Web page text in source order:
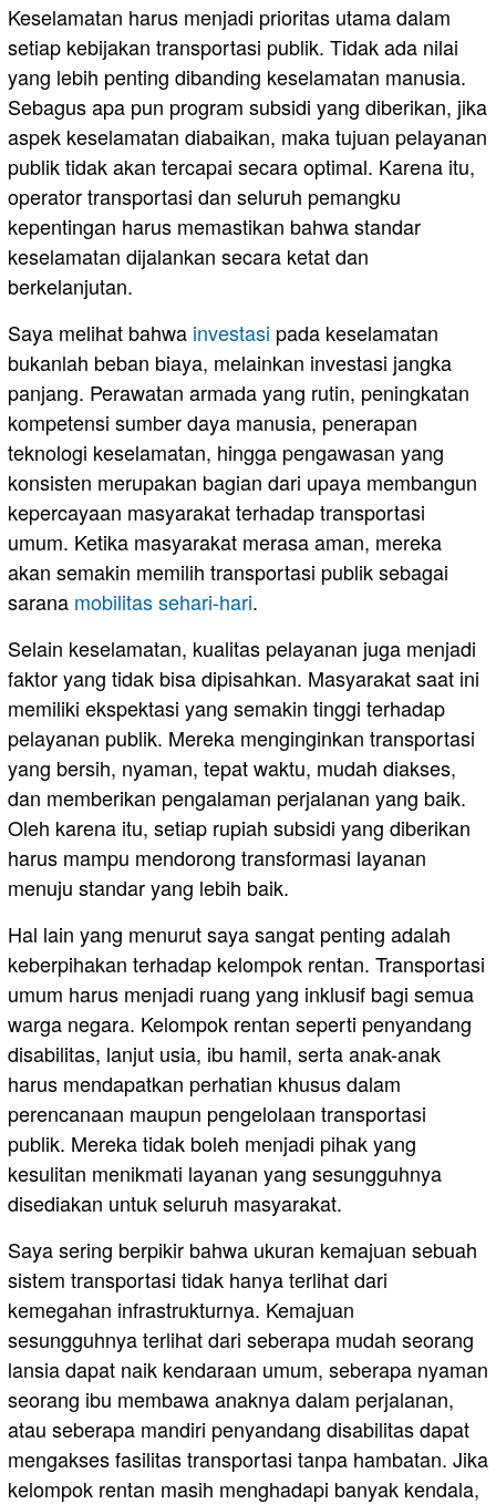
Keselamatan harus menjadi prioritas utama dalam
setiap kebijakan transportasi publik. Tidak ada nilai
yang lebih penting dibanding keselamatan manusia.
Sebagus apa pun program subsidi yang diberikan, jika
aspek keselamatan diabaikan, maka tujuan pelayanan
publik tidak akan tercapai secara optimal. Karena itu,
operator transportasi dan seluruh pemangku
kepentingan harus memastikan bahwa standar
keselamatan dijalankan secara ketat dan
berkelanjutan.
Saya melihat bahwa investasi pada keselamatan
bukanlah beban biaya, melainkan investasi jangka
panjang. Perawatan armada yang rutin, peningkatan
kompetensi sumber daya manusia, penerapan
teknologi keselamatan, hingga pengawasan yang
konsisten merupakan bagian dari upaya membangun
kepercayaan masyarakat terhadap transportasi
umum. Ketika masyarakat merasa aman, mereka
akan semakin memilih transportasi publik sebagai
sarana mobilitas sehari-hari.
Selain keselamatan, kualitas pelayanan juga menjadi
faktor yang tidak bisa dipisahkan. Masyarakat saat ini
memiliki ekspektasi yang semakin tinggi terhadap
pelayanan publik. Mereka menginginkan transportasi
yang bersih, nyaman, tepat waktu, mudah diakses,
dan memberikan pengalaman perjalanan yang baik.
Oleh karena itu, setiap rupiah subsidi yang diberikan
harus mampu mendorong transformasi layanan
menuju standar yang lebih baik.
Hal lain yang menurut saya sangat penting adalah
keberpihakan terhadap kelompok rentan. Transportasi
umum harus menjadi ruang yang inklusif bagi semua
warga negara. Kelompok rentan seperti penyandang
disabilitas, lanjut usia, ibu hamil, serta anak-anak
harus mendapatkan perhatian khusus dalam
perencanaan maupun pengelolaan transportasi
publik. Mereka tidak boleh menjadi pihak yang
kesulitan menikmati layanan yang sesungguhnya
disediakan untuk seluruh masyarakat.
Saya sering berpikir bahwa ukuran kemajuan sebuah
sistem transportasi tidak hanya terlihat dari
kemegahan infrastrukturnya. Kemajuan
sesungguhnya terlihat dari seberapa mudah seorang
lansia dapat naik kendaraan umum, seberapa nyaman
seorang ibu membawa anaknya dalam perjalanan,
atau seberapa mandiri penyandang disabilitas dapat
mengakses fasilitas transportasi tanpa hambatan. Jika
kelompok rentan masih menghadapi banyak kendala,